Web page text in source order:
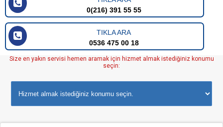
0(216) 391 55 55
TIKLA ARA
0536 475 00 18
Size en yakın servisi hemen aramak için hizmet almak istediğiniz konumu
seçin: